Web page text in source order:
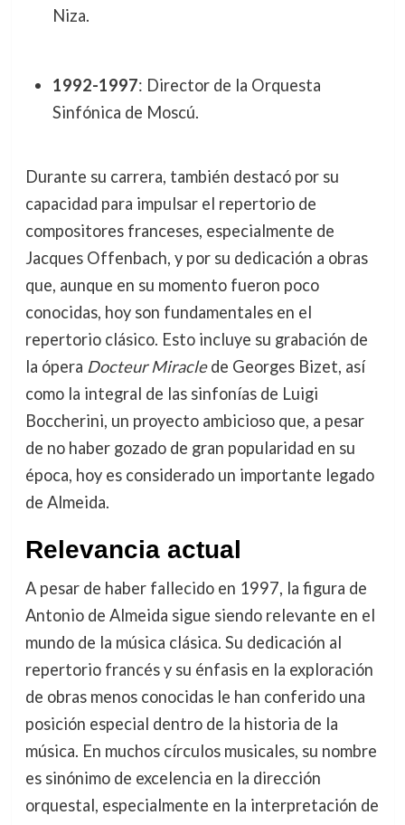
Niza.
1992-1997: Director de la Orquesta
Sinfónica de Moscú.
Durante su carrera, también destacó por su
capacidad para impulsar el repertorio de
compositores franceses, especialmente de
Jacques Offenbach, y por su dedicación a obras
que, aunque en su momento fueron poco
conocidas, hoy son fundamentales en el
repertorio clásico. Esto incluye su grabación de
la ópera Docteur Miraclede Georges Bizet, así
como la integral de las sinfonías de Luigi
Boccherini, un proyecto ambicioso que, a pesar
de no haber gozado de gran popularidad en su
época, hoy es considerado un importante legado
de Almeida.
Relevancia actual
A pesar de haber fallecido en 1997, la figura de
Antonio de Almeida sigue siendo relevante en el
mundo de la música clásica. Su dedicación al
repertorio francés y su énfasis en la exploración
de obras menos conocidas le han conferido una
posición especial dentro de la historia de la
música. En muchos círculos musicales, su nombre
es sinónimo de excelencia en la dirección
orquestal, especialmente en la interpretación de